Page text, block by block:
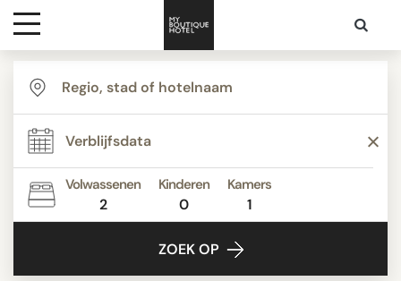
Bestemmingen
Hoteltypes
Contact
Volwassenen
2
Kinderen
0
Kamers
1
ZOEK OP